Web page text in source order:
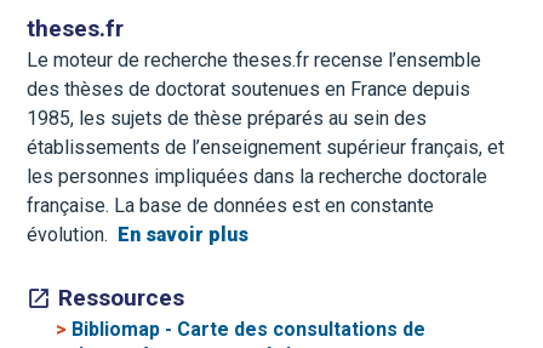
theses.fr
Le moteur de recherche theses.fr recense l’ensemble
des thèses de doctorat soutenues en France depuis
1985, les sujets de thèse préparés au sein des
établissements de l’enseignement supérieur français, et
les personnes impliquées dans la recherche doctorale
française. La base de données est en constante
évolution.
En savoir plus
Ressources
> Bibliomap - Carte des consultations de